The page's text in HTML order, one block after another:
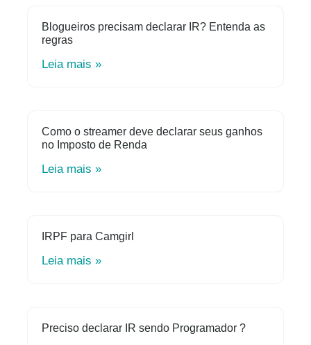
Blogueiros precisam declarar IR? Entenda as
regras
Leia mais »
Como o streamer deve declarar seus ganhos
no Imposto de Renda
Leia mais »
IRPF para Camgirl
Leia mais »
Preciso declarar IR sendo Programador ?